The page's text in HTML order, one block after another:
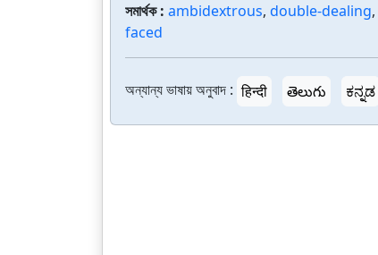
সমার্থক : ambidextrous, double-dealing,
faced
অন্যান্য ভাষায় অনুবাদ : हिन्दी తెలుగు ಕನ್ನಡ